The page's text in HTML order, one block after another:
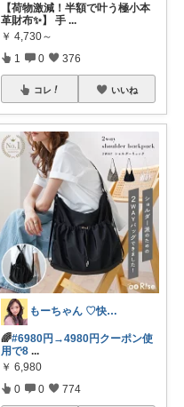
【荷物激減！半額で叶う極小本
革財布✨】 手 ...
￥ 4,730～
1 0 376
コレ いいね
もーちゃん ♡快適生活~旅行大好き🌈✨
🌈#6980円→4980円クーポン使
用で8 ...
￥ 6,980
0 0 774